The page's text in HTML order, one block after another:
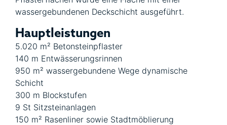
wassergebundenen Deckschicht ausgeführt.
Hauptleistungen
5.020 m² Betonsteinpflaster
140 m Entwässerungsrinnen
950 m² wassergebundene Wege dynamische
Schicht
300 m Blockstufen
9 St Sitzsteinanlagen
150 m² Rasenliner sowie Stadtmöblierung